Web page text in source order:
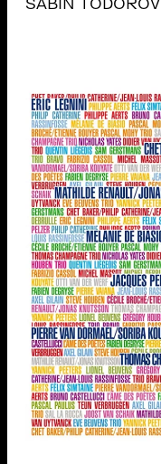
SABIN TODOROV